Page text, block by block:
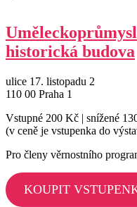
historická budova
ulice 17. listopadu 2
110 00 Praha 1
Vstupné 200 Kč | snížené
(v ceně je vstupenka do
Pro členy věrnostního
KOUPIT